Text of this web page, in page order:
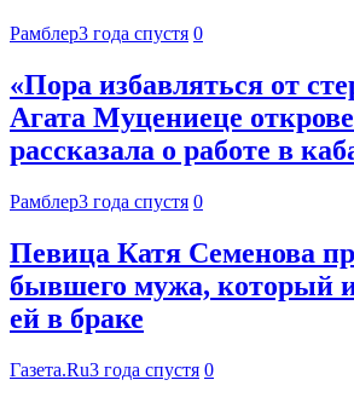
Рамблер3 года спустя 0
«Пора избавляться от
Агата Муцениеце
рассказала о работе в
Рамблер3 года спустя 0
Певица Катя Семенова
бывшего мужа, который
ей в браке
Газета.Ru3 года спустя 0